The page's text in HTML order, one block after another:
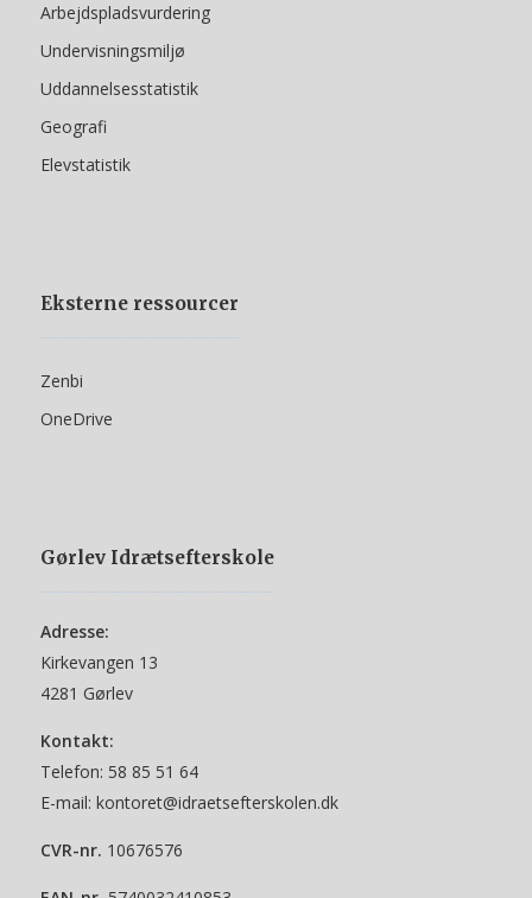
Arbejdspladsvurdering
Undervisningsmiljø
Uddannelsesstatistik
Geografi
Elevstatistik
Eksterne ressourcer
Zenbi
OneDrive
Gørlev Idrætsefterskole
Adresse:
Kirkevangen 13
4281 Gørlev
Kontakt:
Telefon: 58 85 51 64
E-mail: kontoret@idraetsefterskolen.dk
CVR-nr. 10676576